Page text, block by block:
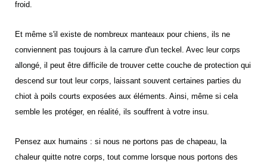
froid.
Et même s'il existe de nombreux manteaux pour chiens, ils ne
conviennent pas toujours à la carrure d'un teckel. Avec leur corps
allongé, il peut être difficile de trouver cette couche de protection qui
descend sur tout leur corps, laissant souvent certaines parties du
chiot à poils courts exposées aux éléments. Ainsi, même si cela
semble les protéger, en réalité, ils souffrent à votre insu.
Pensez aux humains : si nous ne portons pas de chapeau, la
chaleur quitte notre corps, tout comme lorsque nous portons des